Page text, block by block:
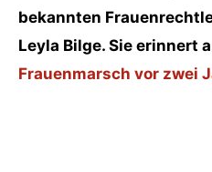
bekannten
Leyla Bilge. Sie erinnert
Frauenmarsch vor zwei